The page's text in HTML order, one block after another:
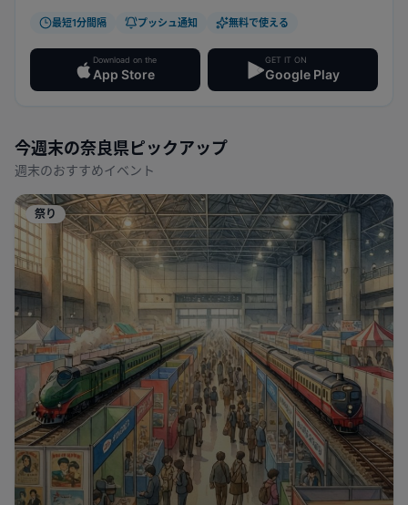
最短1分間隔 プッシュ通知 無料で使える
Download on the
App Store
GET IT ON
Google Play
今週末の奈良県 ピックアップ
週末のおすすめイベント
祭り